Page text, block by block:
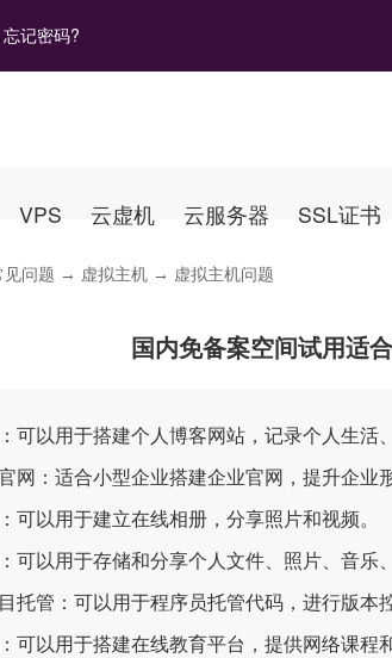
忘记密码?
VPS 云虚机 云服务器 SSL证书
见问题 → 虚拟主机 → 虚拟主机问题
国内免备案空间试用适
以用于搭建个人博客网站，记录个人生活、
：适合小型企业搭建企业官网，提升企业形
以用于建立在线相册，分享照片和视频。
以用于存储和分享个人文件、照片、音乐、
管：可以用于程序员托管代码，进行版本控
以用于搭建在线教育平台，提供网络课程和